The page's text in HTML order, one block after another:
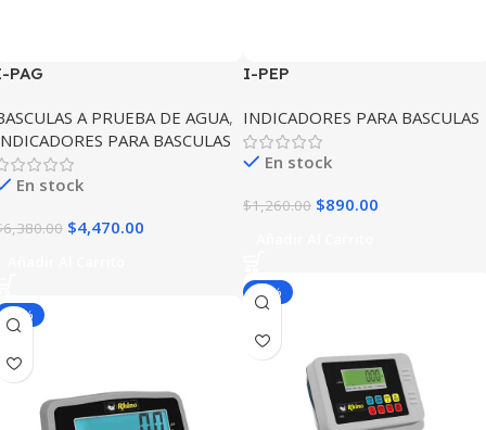
PAG
A PRUEBA DE AGUA,
PARA BASCULAS
En stock
6,380.00 $4,470.00
I-PEP
INDICADORES PARA BASCULAS
En stock
$1,260.00 $890.00
-29%
-30%